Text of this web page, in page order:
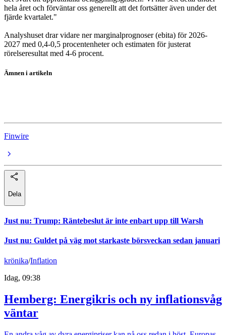
hela året och förväntar oss generellt att det fortsätter även under det
fjärde kvartalet."
Analyshuset drar vidare ner marginalprognoser (ebita) för 2026-
2027 med 0,4-0,5 procentenheter och estimaten för justerat
rörelseresultat med 4-6 procent.
Ämnen i artikeln
Finwire
Dela
Just nu: Trump: Räntebeslut är inte enbart upp till Warsh
Just nu: Guldet på väg mot starkaste börsveckan sedan januari
krönika/Inflation
Idag, 09:38
Hemberg: Energikris och ny inflationsvåg
väntar